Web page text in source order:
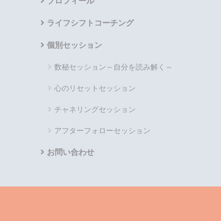
ライフシフトコーチング
個別セッション
数秘セッション～自分を読み解く～
心のリセットセッション
チャネリングセッション
アフターフォローセッション
お問い合わせ